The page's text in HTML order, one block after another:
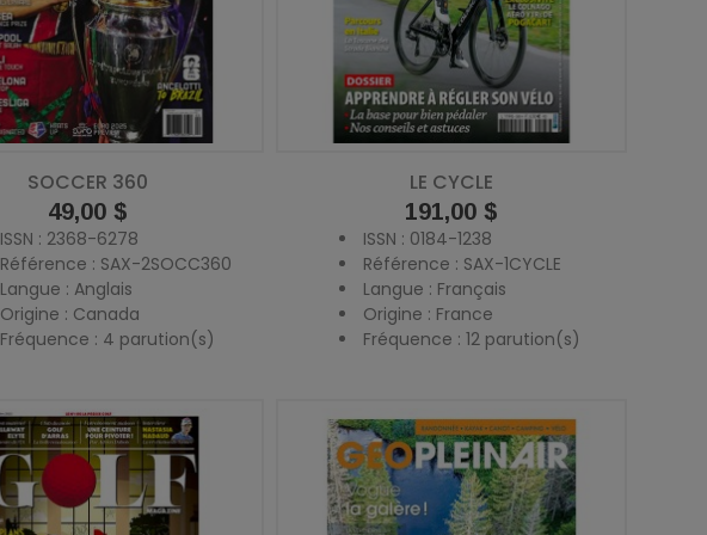
SOCCER 360
Prix
49,00 $
ISSN : 2368-6278
Référence : SAX-2SOCC360
Langue : Anglais
Origine : Canada
Fréquence : 4 parution(s)
LE CYCLE
Prix
191,00 $
ISSN : 0184-1238
Référence : SAX-1CYCLE
Langue : Français
Origine : France
Fréquence : 12 parution(s)